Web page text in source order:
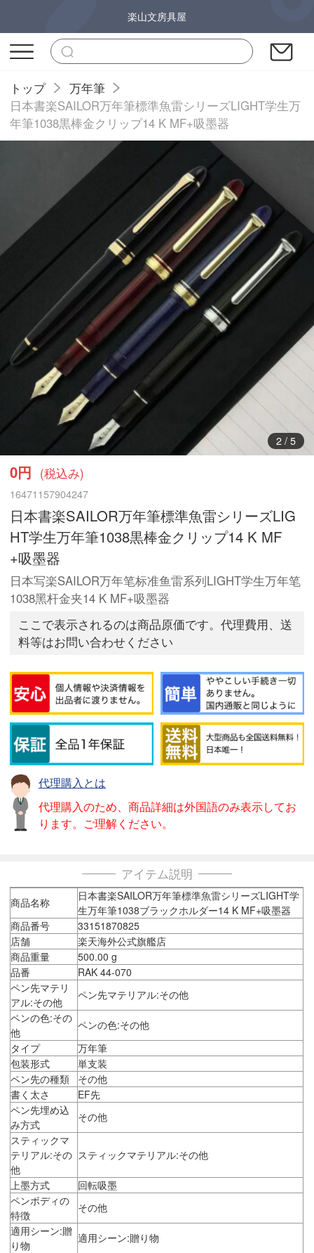
楽山文房具屋
トップ
万年筆
日本書楽SAILOR万年筆標準魚雷シリーズLIGHT学生万
年筆1038黒棒金クリップ14 K MF+吸墨器
2/ 5
0円 (税込み)
16471157904247
日本書楽SAILOR万年筆標準魚雷シリーズLIG
HT学生万年筆1038黒棒金クリップ14 K MF
+吸墨器
日本写楽SAILOR万年笔标准鱼雷系列LIGHT学生万年笔
1038黑杆金夹14 K MF+吸墨器
ここで表示されるのは商品原価です。代理費用、送
料等はお問い合わせください
代理購入とは
代理購入のため、商品詳細は外国語のみ表示してお
ります。ご理解ください。
アイテム説明
商品名称
日本書楽SAILOR万年筆標準魚雷シリーズLIGHT学
生万年筆1038ブラックホルダー14 K MF+吸墨器
商品番号
33151870825
店舗
楽天海外公式旗艦店
商品重量
500.00 g
品番
RAK 44-070
ペン先マテリ
アル:その他
ペン先マテリアル:その他
ペンの色:その
他
ペンの色:その他
タイプ
万年筆
包装形式
単支装
ペン先の種類
その他
書く太さ
EF先
ペン先埋め込
み方式
その他
スティックマ
テリアル:その
他
スティックマテリアル:その他
上墨方式
回転吸墨
ペンボディの
特徴
その他
適用シーン:贈
り物
適用シーン:贈り物